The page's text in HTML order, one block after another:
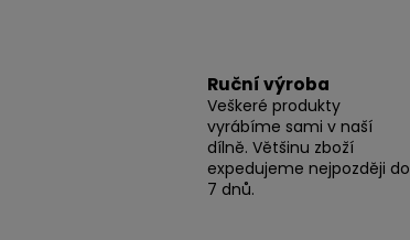
Ruční výroba
Veškeré produkty
vyrábíme sami v naší
dílně. Většinu zboží
expedujeme nejpozději do
7 dnů.